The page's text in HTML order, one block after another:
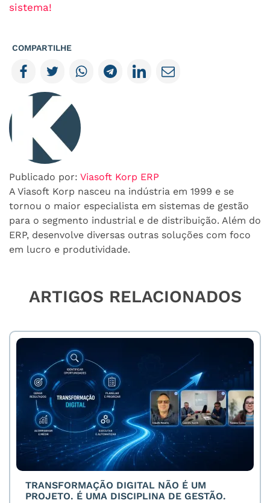
sistema!
COMPARTILHE
Publicado por: Viasoft Korp ERP
A Viasoft Korp nasceu na indústria em 1999 e se
tornou o maior especialista em sistemas de gestão
para o segmento industrial e de distribuição. Além do
ERP, desenvolve diversas outras soluções com foco
em lucro e produtividade.
ARTIGOS RELACIONADOS
TRANSFORMAÇÃO DIGITAL NÃO É UM
PROJETO. É UMA DISCIPLINA DE GESTÃO.